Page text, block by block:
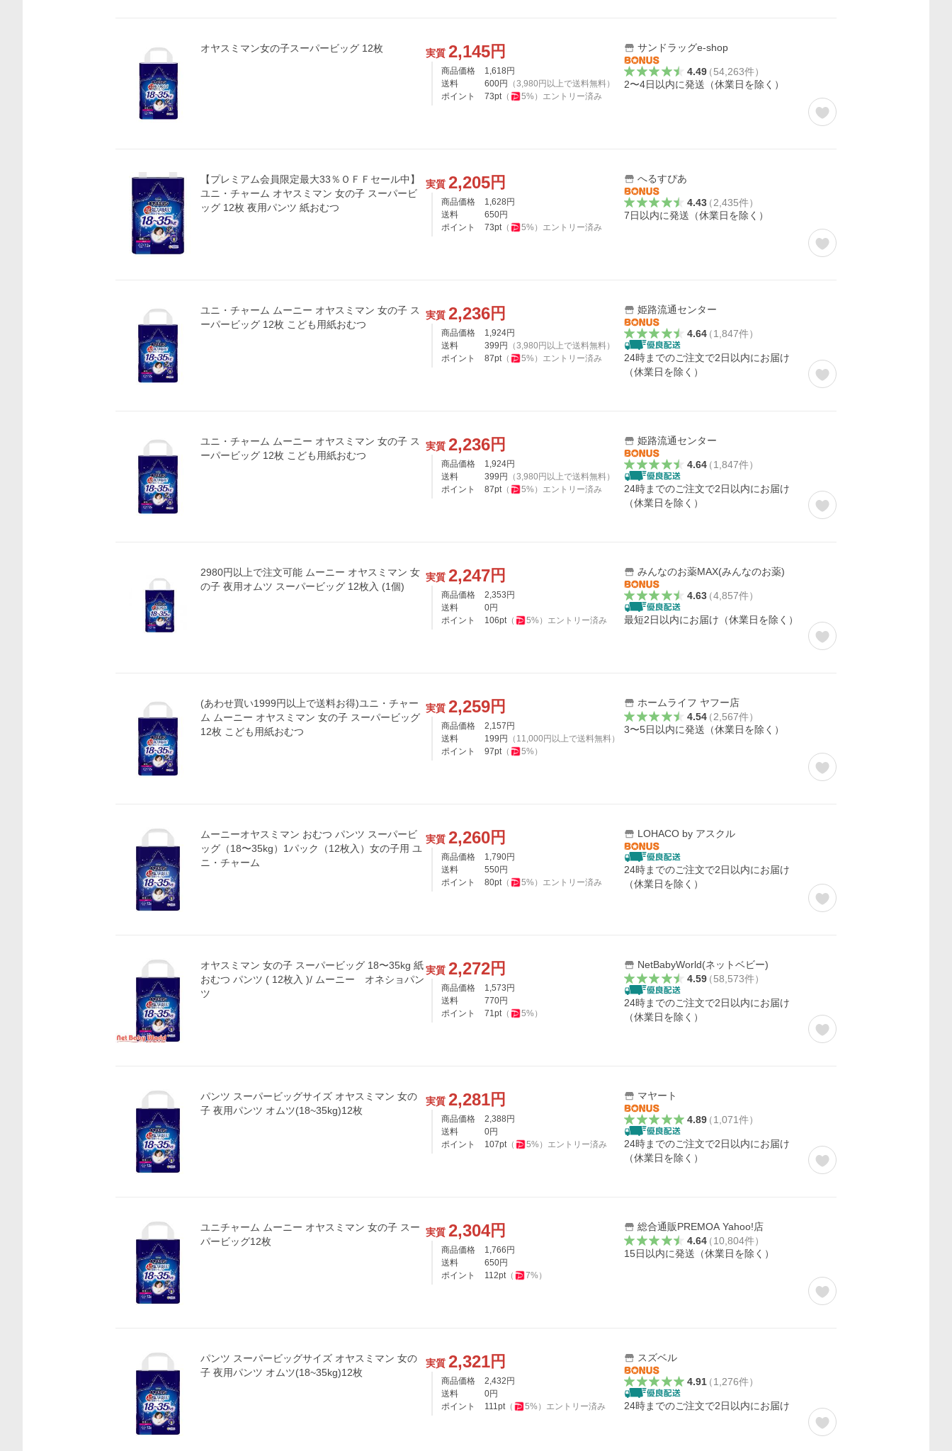
オヤスミマン女の子スーパービッグ 12枚 実質 2,145円
商品価格 1,618 円
送料
600円 （3,980 円以上で送料無料）
ポイント
73pt（ 5%） エントリー済み
サンドラッグe-shop
4.49（54,263件）
2〜4日以内に発送（休業日を除く）
【プレミアム会員限定最大33％ＯＦＦセール中】
ユニ・チャーム オヤスミマン 女の子 スーパービ
ッグ 12枚 夜用パンツ 紙おむつ
実質 2,205円
商品価格 1,628 円
送料
650円
ポイント
73pt（ 5%） エントリー済み
へるすぴあ
4.43（2,435件）
7日以内に発送（休業日を除く）
ユニ・チャーム ムーニー オヤスミマン 女の子 ス
ーパービッグ 12枚 こども用紙おむつ
実質 2,236円
商品価格 1,924円
送料
399 円 （3,980 円以上で送料無料）
ポイント
87pt（ 5%） エントリー済み
姫路流通センター
4.64（1,847件）
24時までのご注文で2日以内にお届け
（休業日を除く）
ユニ・チャーム ムーニー オヤスミマン 女の子 ス
ーパービッグ 12枚 こども用紙おむつ
実質 2,236円
商品価格 1,924円
送料
399 円 （3,980 円以上で送料無料）
ポイント
87pt（ 5%） エントリー済み
姫路流通センター
4.64（1,847件）
24時までのご注文で2日以内にお届け
（休業日を除く）
2980円以上で注文可能 ムーニー オヤスミマン 女
の子 夜用オムツ スーパービッグ 12枚入 (1個)
実質 2,247円
商品価格 2,353 円
送料
0円
ポイント
106pt（ 5%） エントリー済み
みんなのお薬MAX(みんなのお薬)
4.63（4,857件）
最短2日以内にお届け（休業日を除く）
(あわせ買い1999円以上で送料お得)ユニ・チャー
ム ムーニー オヤスミマン 女の子 スーパービッグ
12枚 こども用紙おむつ
実質 2,259円
商品価格 2,157 円
送料
199 円 （ 11,000 円以上で送料無料）
ポイント
97pt（ 5%）
ホームライフ ヤフー店
4.54（2,567件）
3〜5日以内に発送（休業日を除く）
ムーニーオヤスミマン おむつ パンツ スーパービ
ッグ（18〜35kg）1パック（12枚入）女の子用 ユ
ニ・チャーム
実質 2,260円
商品価格 1,790円
送料
550円
ポイント
80pt（ 5%） エントリー済み
LOHACO by アスクル
24時までのご注文で2日以内にお届け
（休業日を除く）
オヤスミマン 女の子 スーパービッグ 18〜35kg 紙
おむつ パンツ ( 12枚入 )/ ムーニー オネショパン
ツ
実質 2,272円
商品価格 1,573 円
送料
770円
ポイント
71pt（ 5%）
NetBabyWorld(ネットベビー)
4.59（58,573件）
24時までのご注文で2日以内にお届け
（休業日を除く）
パンツ スーパービッグサイズ オヤスミマン 女の
子 夜用パンツ オムツ(18~35kg)12枚
実質 2,281円
商品価格 2,388 円
送料
0円
ポイント
107pt（ 5%） エントリー済み
マヤート
4.89（1,071件）
24時までのご注文で2日以内にお届け
（休業日を除く）
ユニチャーム ムーニー オヤスミマン 女の子 スー
パービッグ12枚
実質 2,304円
商品価格 1,766 円
送料
650円
ポイント
112pt（ 7%）
総合通販PREMOA Yahoo!店
4.64（10,804件）
15日以内に発送（休業日を除く）
パンツ スーパービッグサイズ オヤスミマン 女の
子 夜用パンツ オムツ(18~35kg)12枚
実質 2,321円
商品価格 2,432 円
送料
0円
ポイント
111pt（ 5%） エントリー済み
スズベル
4.91（1,276件）
24時までのご注文で2日以内にお届け